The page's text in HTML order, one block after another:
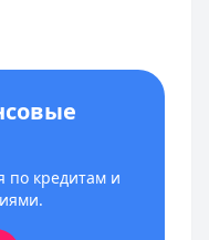
по кредитам и